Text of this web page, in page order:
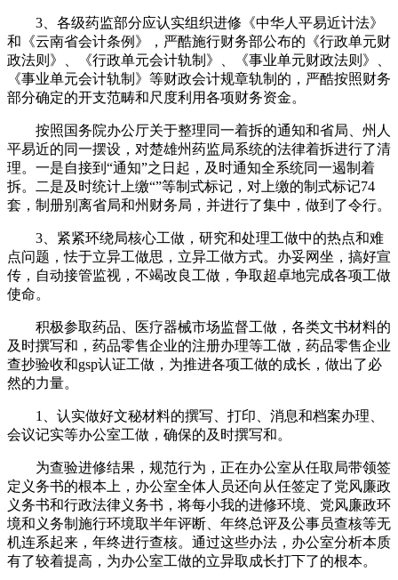
3、各级药监部分应认实组织进修《中华人平易近计法》
和《云南省会计条例》，严酷施行财务部公布的《行政单元财
政法则》、《行政单元会计轨制》、《事业单元财政法则》、
《事业单元会计轨制》等财政会计规章轨制的，严酷按照财务
部分确定的开支范畴和尺度利用各项财务资金。
按照国务院办公厅关于整理同一着拆的通知和省局、州人
平易近的同一摆设，对楚雄州药监局系统的法律着拆进行了清
理。一是自接到“通知”之日起，及时通知全系统同一遏制着
拆。二是及时统计上缴“”等制式标记，对上缴的制式标记74
套，制册别离省局和州财务局，并进行了集中，做到了令行。
3、紧紧环绕局核心工做，研究和处理工做中的热点和难
点问题，怯于立异工做思，立异工做方式。办妥网坐，搞好宣
传，自动接管监视，不竭改良工做，争取超卓地完成各项工做
使命。
积极参取药品、医疗器械市场监督工做，各类文书材料的
及时撰写和，药品零售企业的注册办理等工做，药品零售企业
查抄验收和gsp认证工做，为推进各项工做的成长，做出了必
然的力量。
1、认实做好文秘材料的撰写、打印、消息和档案办理、
会议记实等办公室工做，确保的及时撰写和。
为查验进修结果，规范行为，正在办公室从任取局带领签
定义务书的根本上，办公室全体人员还向从任签定了党风廉政
义务书和行政法律义务书，将每小我的进修环境、党风廉政环
境和义务制施行环境取半年评断、年终总评及公事员查核等无
机连系起来，年终进行查核。通过这些办法，办公室分析本质
有了较着提高，为办公室工做的立异取成长打下了的根本。